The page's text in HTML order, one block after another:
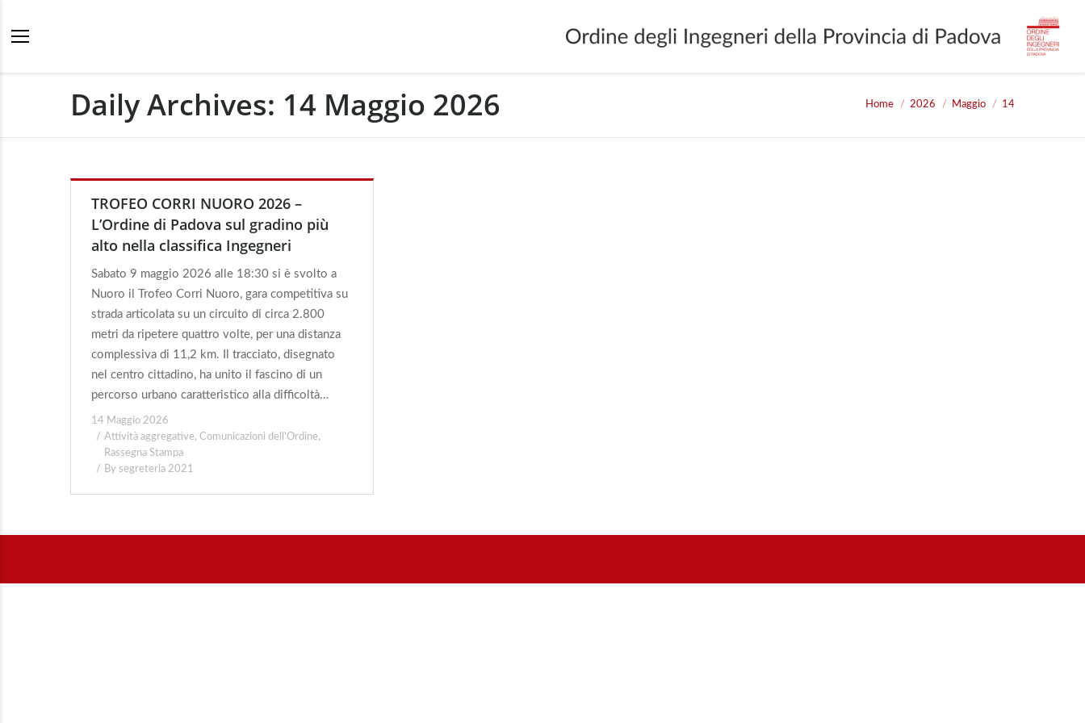
Daily Archives: 14 Maggio 2026 Home 2026 Maggio 14
TROFEO CORRI NUORO 2026 –
L’Ordine di Padova sul gradino più
alto nella classifica Ingegneri
Sabato 9 maggio 2026 alle 18:30 si è svolto a
Nuoro il Trofeo Corri Nuoro, gara competitiva su
strada articolata su un circuito di circa 2.800
metri da ripetere quattro volte, per una distanza
complessiva di 11,2 km. Il tracciato, disegnato
nel centro cittadino, ha unito il fascino di un
percorso urbano caratteristico alla difficoltà…
14 Maggio 2026
Attività aggregative, Comunicazioni dell'Ordine,
Rassegna Stampa
By segreteria 2021